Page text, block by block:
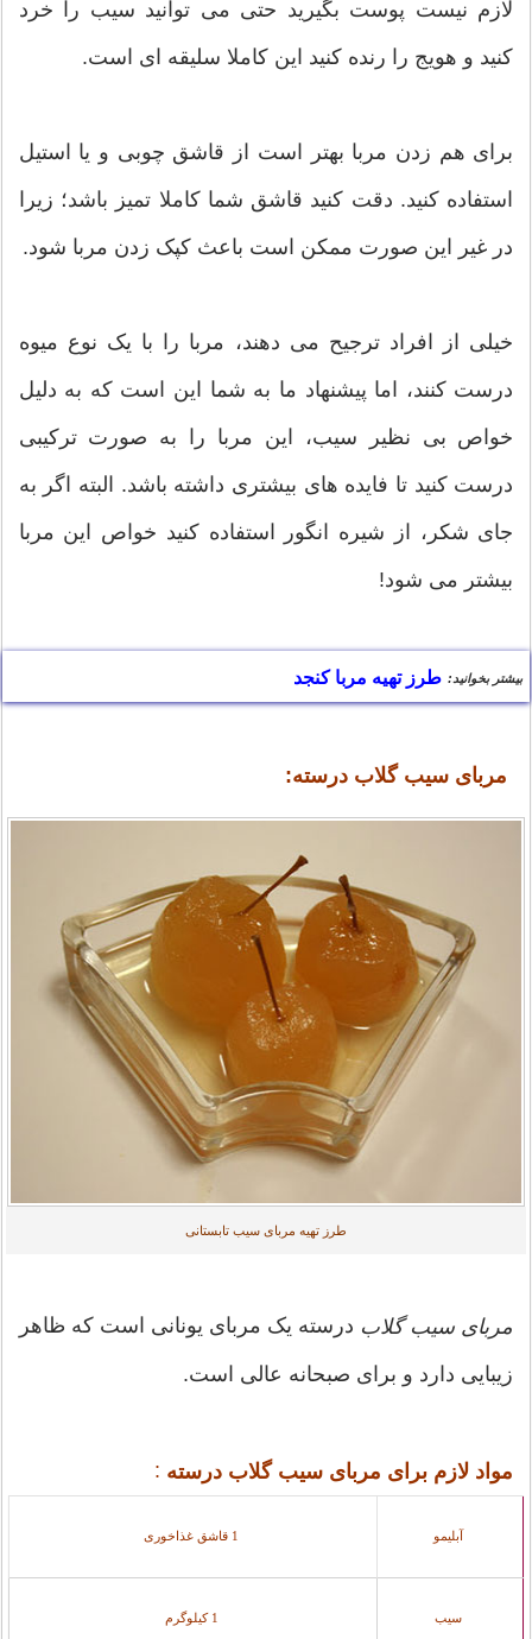
لازم نیست پوست بگیرید حتی می توانید سیب را خرد
کنید و هویج را رنده کنید این کاملا سلیقه ای است.
برای هم زدن مربا بهتر است از قاشق چوبی و یا استیل
استفاده کنید. دقت کنید قاشق شما کاملا تمیز باشد؛ زیرا
در غیر این صورت ممکن است باعث کپک زدن مربا شود.
خیلی از افراد ترجیح می دهند، مربا را با یک نوع میوه
درست کنند، اما پیشنهاد ما به شما این است که به دلیل
خواص بی نظیر سیب، این مربا را به صورت ترکیبی
درست کنید تا فایده های بیشتری داشته باشد. البته اگر به
جای شکر، از شیره انگور استفاده کنید خواص این مربا
بیشتر می شود!
بیشتر بخوانید: طرز تهیه مربا کنجد
مربای سیب گلاب درسته:
طرز تهیه مربای سیب تابستانی
مربای سیب گلاب درسته یک مربای یونانی است که ظاهر
زیبایی دارد و برای صبحانه عالی است.
مواد لازم برای مربای سیب گلاب درسته :
آبلیمو
سیب